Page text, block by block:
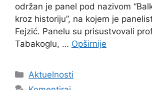
održan je panel pod nazivom
kroz historiju”, na kojem je
Fejzić. Panelu su prisustvovali
Tabakoglu, … Opširnije
Kategorije
Aktuelnosti